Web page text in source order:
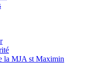
la MJA st Maximin